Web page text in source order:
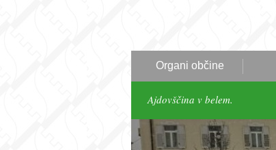
Organi občine
Ajdovščina v belem.